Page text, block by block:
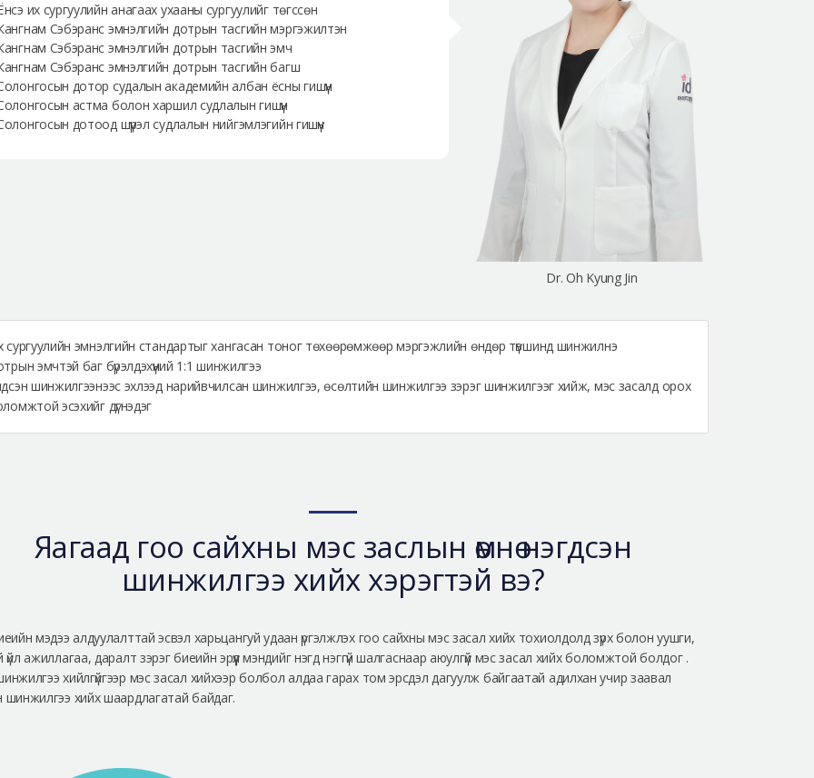
их сургуулийн анагаах ухааны сургуулийг төгссөн
Сэбэранс эмнэлгийн дотрын тасгийн мэргэжилтэн
Сэбэранс эмнэлгийн дотрын тасгийн эмч
Сэбэранс эмнэлгийн дотрын тасгийн багш
дотор судалын академийн албан ёсны гишүүн
астма болон харшил судлалын гишүүн
дотоод шүүрэл судлалын нийгэмлэгийн гишүүн
Dr. Oh Kyung Jin
сургуулийн эмнэлгийн стандартыг хангасан тоног төхөөрөмжөөр мэргэжлийн өндөр түвшинд шинжилнэ
эмчтэй баг бүрэлдэхүүний 1:1 шинжилгээ
шинжилгээнээс эхлээд нарийвчилсан шинжилгээ, өсөлтийн шинжилгээ зэрэг шинжилгээг хийж, мэс засалд орох
эсэхийг дүгнэдэг
Яагаад гоо сайхны мэс заслын өмнө нэгдсэн
шинжилгээ хийх хэрэгтэй вэ?
мэдээ алдуулалттай эсвэл харьцангуй удаан үргэлжлэх гоо сайхны мэс засал хийх тохиолдолд зүрх болон уушги,
үйл ажиллагаа, даралт зэрэг биеийн эрүүл мэндийг нэгд нэггүй шалгаснаар аюулгүй мэс засал хийх боломжтой болдог .
хийлгүйгээр мэс засал хийхээр болбол алдаа гарах том эрсдэл дагуулж байгаатай адилхан учир заавал
шинжилгээ хийх шаардлагатай байдаг.